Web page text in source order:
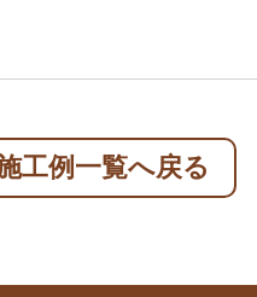
工例一覧へ戻る